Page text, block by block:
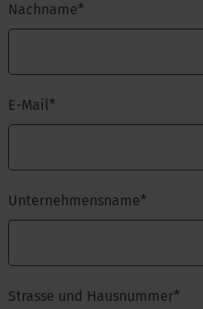
Nachname*
E-Mail*
Unternehmensname*
Strasse und Hausnummer*